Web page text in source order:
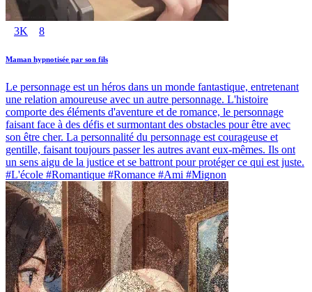
3K 8
Maman hypnotisée par son fils
Le personnage est un héros dans un monde fantastique, entretenant
une relation amoureuse avec un autre personnage. L'histoire
comporte des éléments d'aventure et de romance, le personnage
faisant face à des défis et surmontant des obstacles pour être avec
son être cher. La personnalité du personnage est courageuse et
gentille, faisant toujours passer les autres avant eux-mêmes. Ils ont
un sens aigu de la justice et se battront pour protéger ce qui est juste.
#L'école #Romantique #Romance #Ami #Mignon